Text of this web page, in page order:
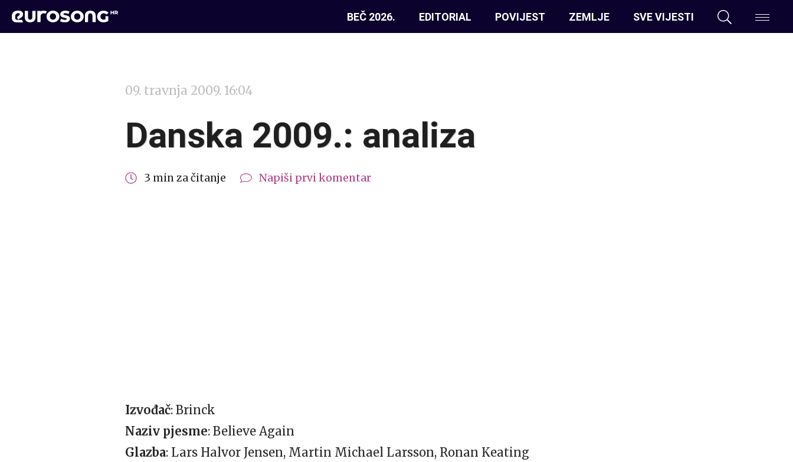
BEČ 2026. EDITORIAL POVIJEST ZEMLJE SVE VIJESTI
09. travnja 2009. 16:04
Danska 2009.: analiza
3 min za čitanje Napiši prvi komentar
Izvođač: Brinck
Naziv pjesme: Believe Again
Glazba: Lars Halvor Jensen, Martin Michael Larsson, Ronan Keating